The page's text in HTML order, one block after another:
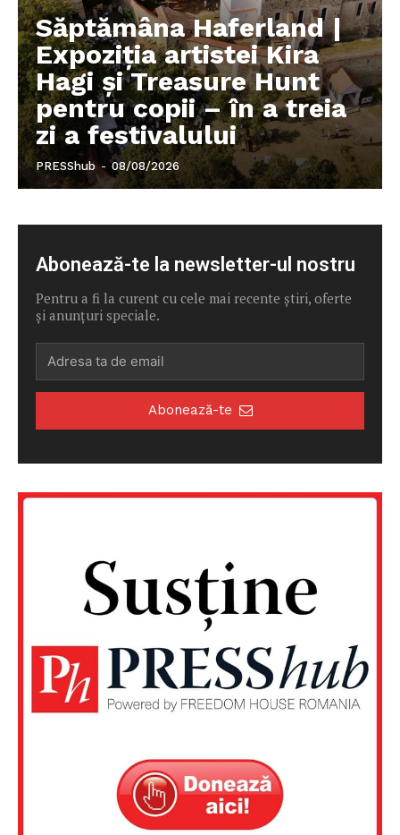
Săptămâna Haferland |
Expoziţia artistei Kira
Hagi şi Treasure Hunt
pentru copii – în a treia
zi a festivalului
PRESShub - 08/08/2026
Abonează-te la newsletter-ul nostru
Pentru a fi la curent cu cele mai recente știri, oferte
și anunțuri speciale.
Abonează-te